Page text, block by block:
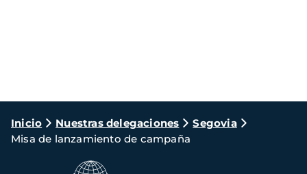
Ruta
de
navegación
Inicio Nuestras delegaciones
Segovia
Misa de lanzamiento de campaña